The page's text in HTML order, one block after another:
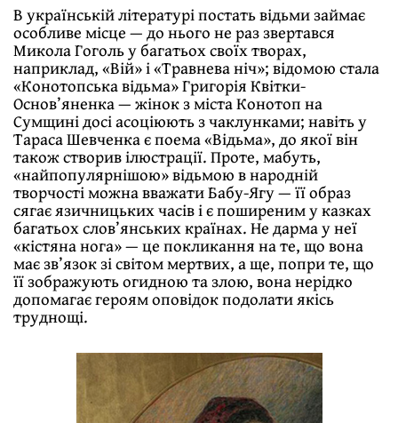
В українській літературі постать відьми займає
особливе місце — до нього не раз звертався
Микола Гоголь у багатьох своїх творах,
наприклад, «Вій» і «Травнева ніч»; відомою стала
«Конотопська відьма» Григорія Квітки-
Основ’яненка — жінок з міста Конотоп на
Сумщині досі асоціюють з чаклунками; навіть у
Тараса Шевченка є поема «Відьма», до якої він
також створив ілюстрації. Проте, мабуть,
«найпопулярнішою» відьмою в народній
творчості можна вважати Бабу-Ягу — її образ
сягає язичницьких часів і є поширеним у казках
багатьох слов’янських країнах. Не дарма у неї
«кістяна нога» — це покликання на те, що вона
має зв’язок зі світом мертвих, а ще, попри те, що
її зображують огидною та злою, вона нерідко
допомагає героям оповідок подолати якісь
труднощі.